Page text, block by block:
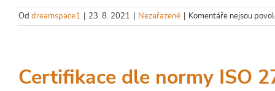
Od dreamspace1 | 23. 8. 2021 | Nezařazené | Komentáře nejsou
Certifikace dle normy ISO